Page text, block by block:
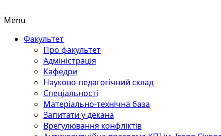
Menu
Факультет
Про факультет
Адміністрація
Кафедри
Науково-педагогічний склад
Спеціальності
Матеріально-технічна база
Запитати у декана
Врегулювання конфліктів